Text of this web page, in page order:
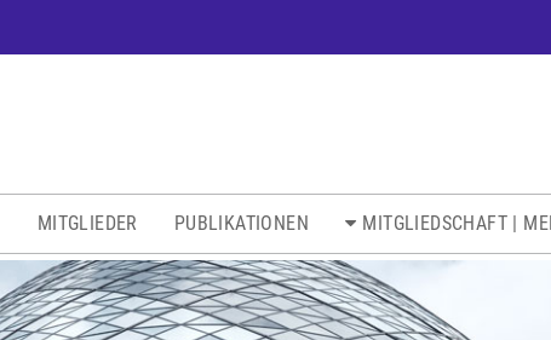
MITGLIEDER PUBLIKATIONEN MITGLIEDSCHAFT |